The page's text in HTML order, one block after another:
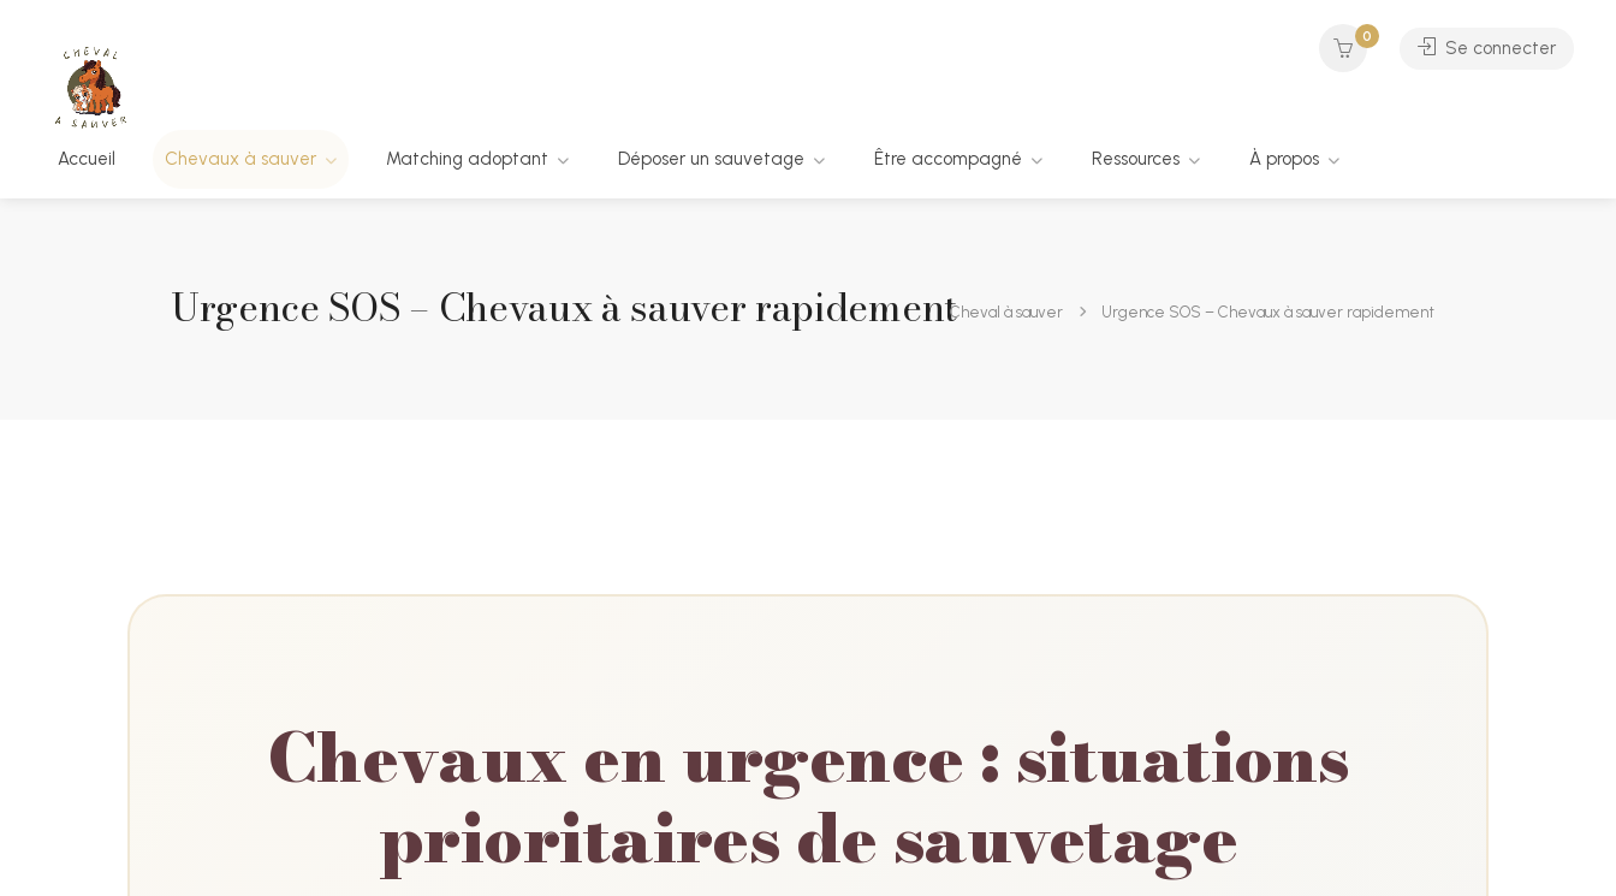
Accueil Chevaux à sauver Matching adoptant Déposer un sauvetage Être accompagné Ressources À propos
0
Se connecter
Urgence SOS – Chevaux à sauver rapidementCheval à sauver Urgence SOS – Chevaux à sauver rapidement
Chevaux en urgence : situations
prioritaires de sauvetage